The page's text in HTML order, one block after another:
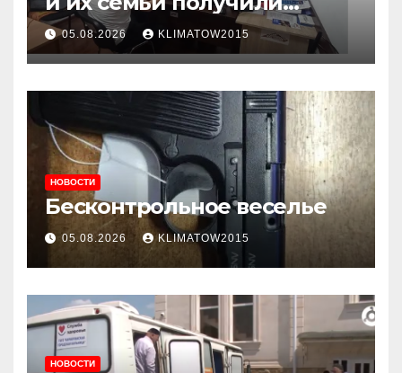
консультации в ходе
приема граждан
05.08.2026 KLIMATOW2015
НОВОСТИ
Бесконтрольное веселье
05.08.2026 KLIMATOW2015
НОВОСТИ